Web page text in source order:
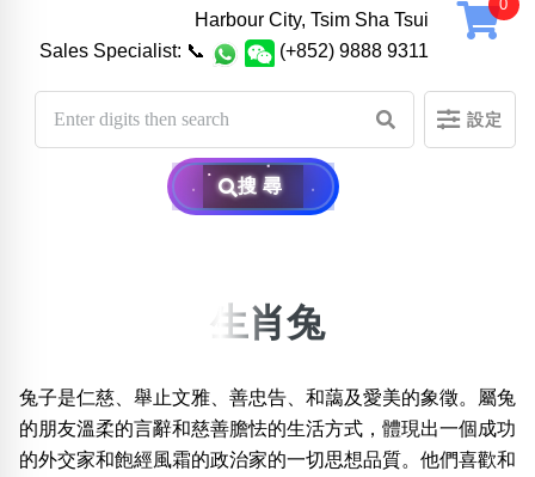
Harbour City, Tsim Sha Tsui
Sales Specialist: 📞 (+852) 9888 9311
設定
搜尋
位置:
一 二 三 四 五 六 七 八 九 十 十一
生肖兔
兔子是仁慈、舉止文雅、善忠告、和藹及愛美的象徵。屬兔
的朋友溫柔的言辭和慈善膽怯的生活方式，體現出一個成功
的外交家和飽經風霜的政治家的一切思想品質。他們喜歡和